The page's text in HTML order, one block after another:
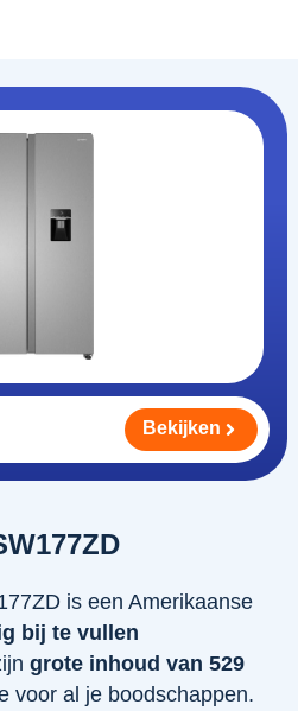
is een Amerikaanse
bij te vullen
grote inhoud van 529
voor al je boodschappen.
Bekijken